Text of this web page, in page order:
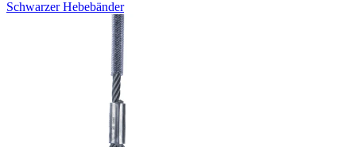
Schwarzer Hebebänder